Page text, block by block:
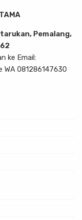
Pemalang,
ke Email:
WA 081286147630